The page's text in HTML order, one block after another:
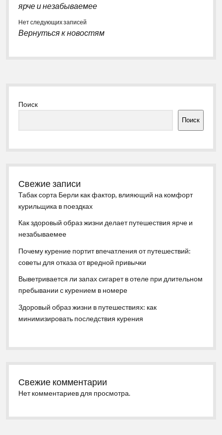
ярче и незабываемее
Нет следующих записей
Вернуться к новостям
Боковая
панель
Поиск
Поиск
Свежие записи
Табак сорта Берли как фактор, влияющий на комфорт
курильщика в поездках
Как здоровый образ жизни делает путешествия ярче и
незабываемее
Почему курение портит впечатления от путешествий:
советы для отказа от вредной привычки
Выветривается ли запах сигарет в отеле при длительном
пребывании с курением в номере
Здоровый образ жизни в путешествиях: как
минимизировать последствия курения
Свежие комментарии
Нет комментариев для просмотра.